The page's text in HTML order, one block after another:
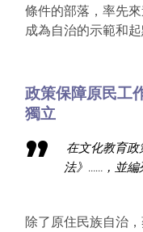
條件的部落，率先
成為自治的示範和起
政策保障原民工
獨立
在文化教育
法》……，並
除了原住民族自治